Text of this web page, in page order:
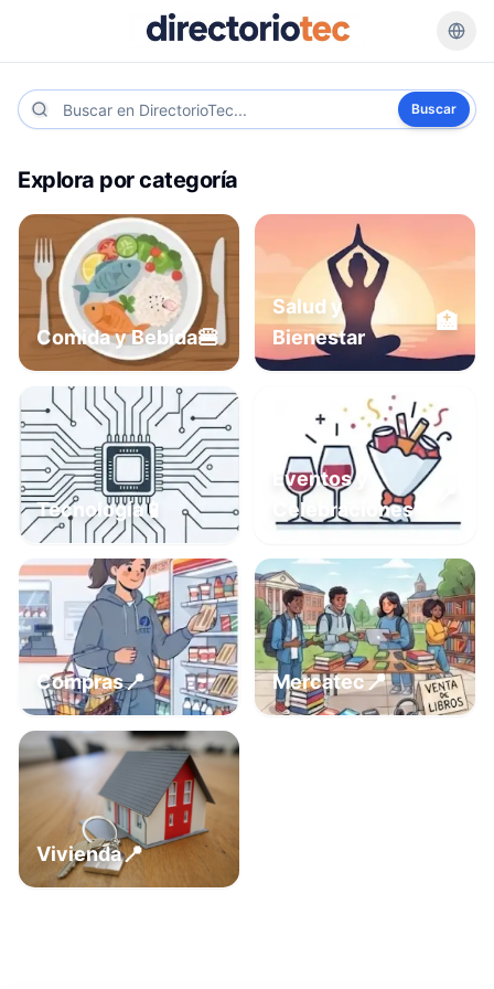
Buscar
Explora por categoría
Comida y Bebida🍔
Salud y
Bienestar
🏥
Tecnología📱
Eventos y
Celebraciones
Compras📍 Mercatec📍
Vivienda📍